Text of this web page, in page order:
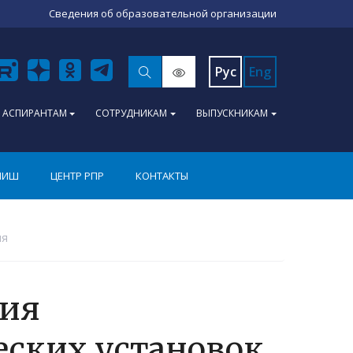
Сведения об образовательной организации
Рус Eng
АСПИРАНТАМ СОТРУДНИКАМ ВЫПУСКНИКАМ
ЦЕНТР РПР КОНТАКТЫ